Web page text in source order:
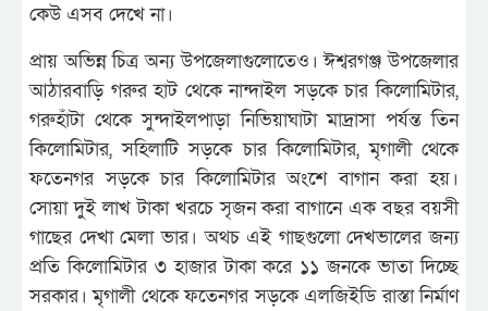
কেউ এসব দেখে না।
প্রায় অভিন্ন চিত্র অন্য উপজেলাগুলোতেও। ঈশ্বরগঞ্জ উপজেলার
আঠারবাড়ি গরুর হাট থেকে নান্দাইল সড়কে চার কিলোমিটার,
গরুহাঁটা থেকে সুন্দাইলপাড়া নিভিয়াঘাটা মাদ্রাসা পর্যন্ত তিন
কিলোমিটার, সহিলাটি সড়কে চার কিলোমিটার, মৃগালী থেকে
ফতেনগর সড়কে চার কিলোমিটার অংশে বাগান করা হয়।
সোয়া দুই লাখ টাকা খরচে সৃজন করা বাগানে এক বছর বয়সী
গাছের দেখা মেলা ভার। অথচ এই গাছগুলো দেখভালের জন্য
প্রতি কিলোমিটার ৩ হাজার টাকা করে ১১ জনকে ভাতা দিচ্ছে
সরকার। মৃগালী থেকে ফতেনগর সড়কে এলজিইডি রাস্তা নির্মাণ